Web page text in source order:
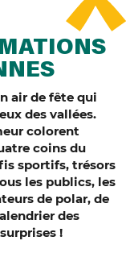
air de fête qui
des vallées.
colorent
coins du
sportifs, trésors
les publics, les
de polar, de
des
!